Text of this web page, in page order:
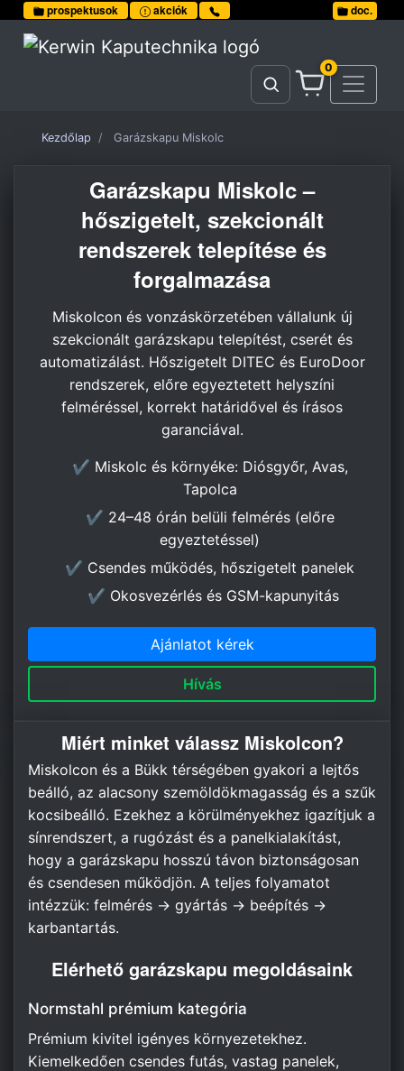
prospektusok akciók doc.
0
Kezdőlap Garázskapu Miskolc
Garázskapu Miskolc –
hőszigetelt, szekcionált
rendszerek telepítése és
forgalmazása
Miskolcon és vonzáskörzetében vállalunk új
szekcionált garázskapu telepítést, cserét és
automatizálást. Hőszigetelt DITEC és EuroDoor
rendszerek, előre egyeztetett helyszíni
felméréssel, korrekt határidővel és írásos
garanciával.
✔ Miskolc és környéke: Diósgyőr, Avas,
Tapolca
✔ 24–48 órán belüli felmérés (előre
egyeztetéssel)
✔ Csendes működés, hőszigetelt panelek
✔ Okosvezérlés és GSM-kapunyitás
Ajánlatot kérek
Hívás
Miért minket válassz Miskolcon?
Miskolcon és a Bükk térségében gyakori a lejtős
beálló, az alacsony szemöldökmagasság és a szűk
kocsibeálló. Ezekhez a körülményekhez igazítjuk a
sínrendszert, a rugózást és a panelkialakítást,
hogy a garázskapu hosszú távon biztonságosan
és csendesen működjön. A teljes folyamatot
intézzük: felmérés → gyártás → beépítés →
karbantartás.
Elérhető garázskapu megoldásaink
Normstahl prémium kategória
Prémium kivitel igényes környezetekhez.
Kiemelkedően csendes futás, vastag panelek,